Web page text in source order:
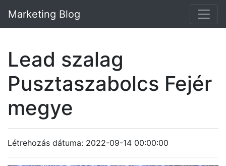
Marketing Blog
Lead szalag
Pusztaszabolcs Fejér
megye
Létrehozás dátuma: 2022-09-14 00:00:00